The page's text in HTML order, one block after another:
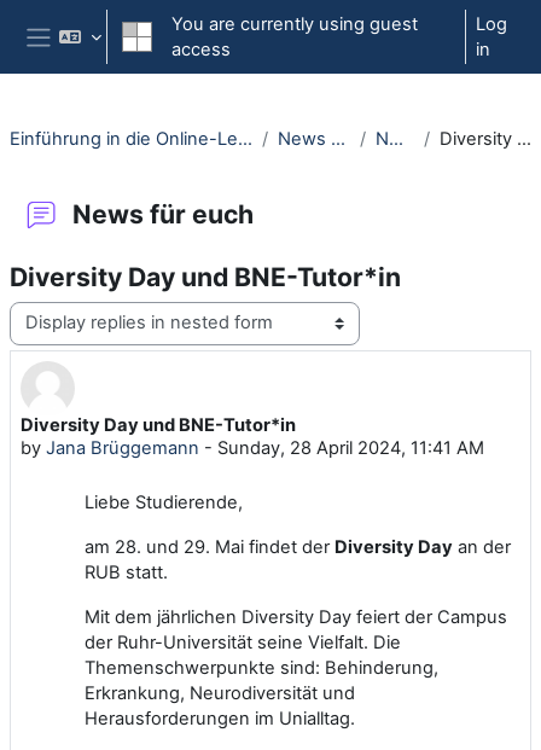
Skip to main content
Side panel
You are currently using guest
access
Log
in
Einführung in die Online-Lehre an der RUB - Moodle-Kurs für Erstsemester News and current events News für euch Diversity Day und BNE-Tutor*in
News für euch
Diversity Day und BNE-Tutor*in
Display mode
Diversity Day und BNE-Tutor*in
by Jana Brüggemann - Sunday, 28 April 2024, 11:41 AM
Number of replies: 0
Liebe Studierende,
am 28. und 29. Mai findet der Diversity Day an der
RUB statt.
Mit dem jährlichen Diversity Day feiert der Campus
der Ruhr-Universität seine Vielfalt. Die
Themenschwerpunkte sind: Behinderung,
Erkrankung, Neurodiversität und
Herausforderungen im Unialltag.